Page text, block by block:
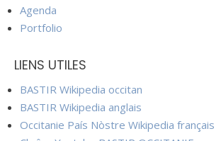
Agenda
Portfolio
LIENS UTILES
BASTIR Wikipedia occitan
BASTIR Wikipedia anglais
Occitanie País Nòstre Wikipedia français